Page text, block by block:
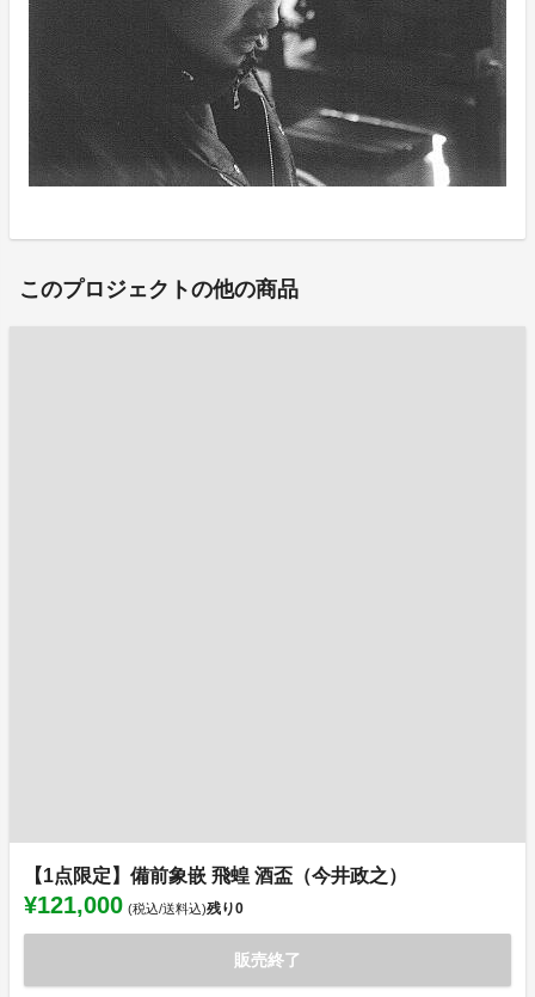
このプロジェクトの他の商品
【1点限定】備前象嵌 飛蝗 酒盃（今井政之）
¥121,000 (税込/送料込)残り0
販売終了